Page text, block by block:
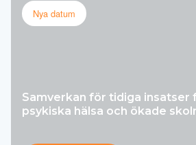
Nya datum
Samverkan för tidiga insatser
psykiska hälsa och ökade